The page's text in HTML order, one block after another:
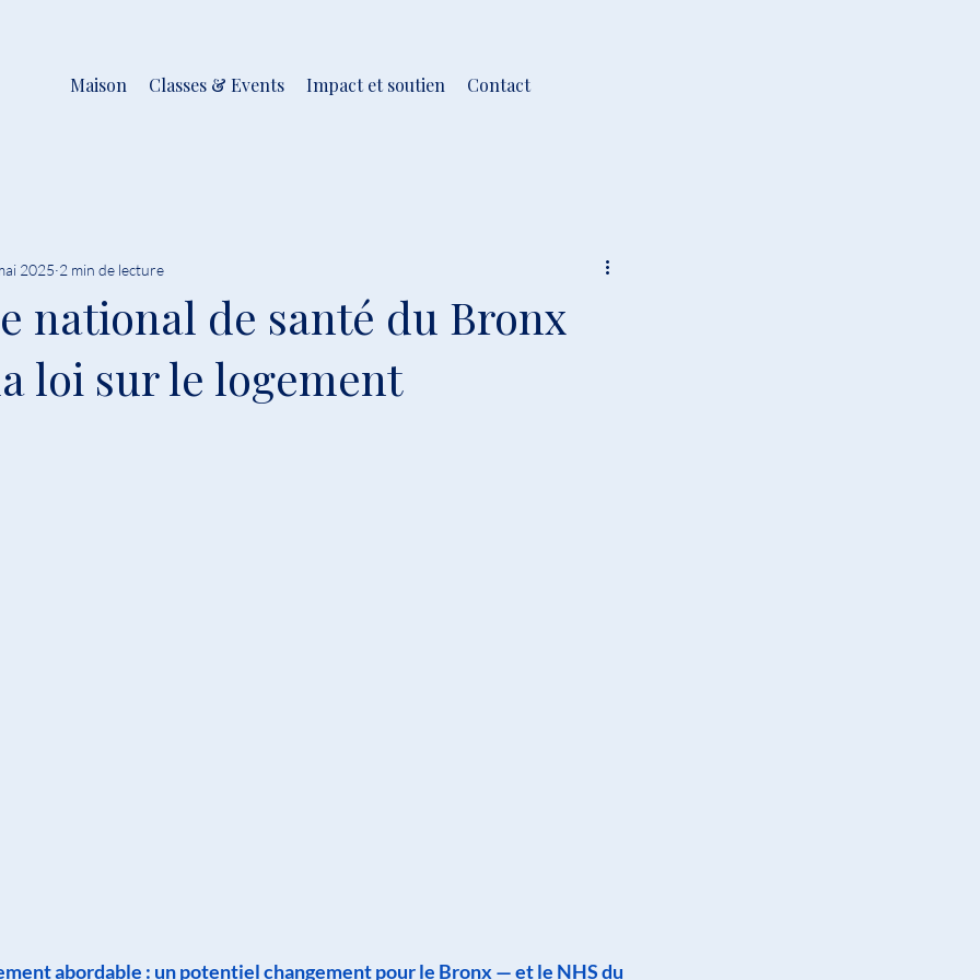
Maison Classes & Events Impact et soutien Contact
national de santé du Bronx
loi sur le logement
2025 2 min de lecture
abordable : un potentiel changement pour le Bronx — et le NHS du